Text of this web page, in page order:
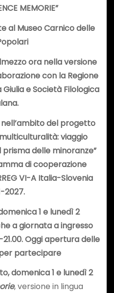
MEMORIE”
al Museo Carnico delle
ora nella versione
con la Regione
e Società Filologica
del progetto
viaggio
delle minoranze”
di cooperazione
VI-A Italia-Slovenia
2027.
1 e lunedì 2
a giornata aingresso
21.00. Oggi apertura delle
partecipare
domenica 1 e lunedì 2
, versione in lingua